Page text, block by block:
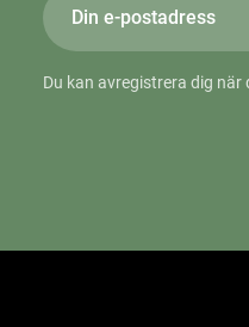
Du kan avregistrera dig när